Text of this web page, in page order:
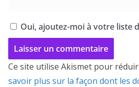
Oui, ajoutez-moi à votre liste
Ce site utilise Akismet pour
savoir plus sur la façon dont les